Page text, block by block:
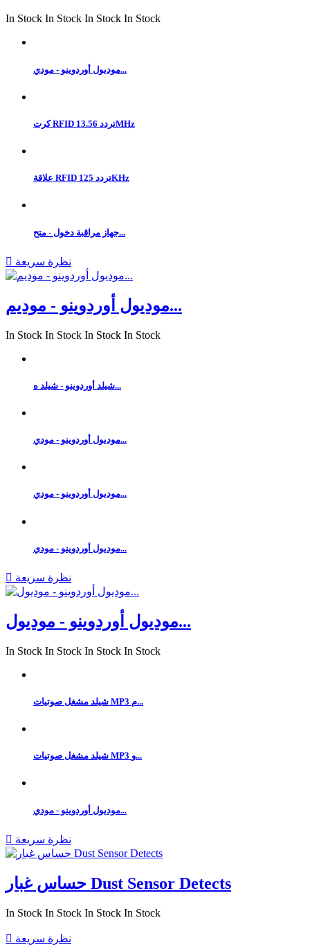
In Stock In Stock In Stock In Stock
موديول أوردوينو - مودي...
كرت RFID تردد 13.56MHz
علاقة RFID تردد 125KHz
جهاز مراقبة دخول - متح...
 نظرة سريعة
موديول أوردوينو - موديم...
In Stock In Stock In Stock In Stock
شيلد أوردوينو - شيلد ه...
موديول أوردوينو - مودي...
موديول أوردوينو - مودي...
موديول أوردوينو - مودي...
 نظرة سريعة
موديول أوردوينو - موديول...
In Stock In Stock In Stock In Stock
شيلد مشغل صوتيات MP3 م...
شيلد مشغل صوتيات MP3 و...
موديول أوردوينو - مودي...
 نظرة سريعة
حساس غبار Dust Sensor Detects
In Stock In Stock In Stock In Stock
 نظرة سريعة